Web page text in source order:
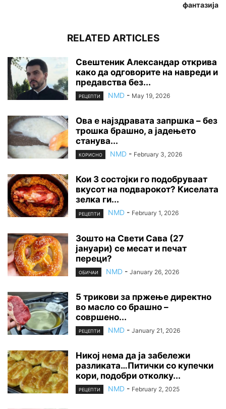
фантазија
RELATED ARTICLES
Свештеник Александар открива
како да одговорите на навреди и
предавства без...
РЕЦЕПТИ NMD - May 19, 2026
Ова е најздравата запршка – без
трошка брашно, а јадењето
станува...
КОРИСНО NMD - February 3, 2026
Кои 3 состојки го подобруваат
вкусот на подварокот? Киселата
зелка ги...
РЕЦЕПТИ NMD - February 1, 2026
Зошто на Свети Сава (27
јануари) се месат и печат
переци?
ОБИЧАИ NMD - January 26, 2026
5 трикови за пржење директно
во масло со брашно –
совршено...
РЕЦЕПТИ NMD - January 21, 2026
Никој нема да ја забележи
разликата…Питички со купечки
кори, подобри отколку...
РЕЦЕПТИ NMD - February 2, 2025